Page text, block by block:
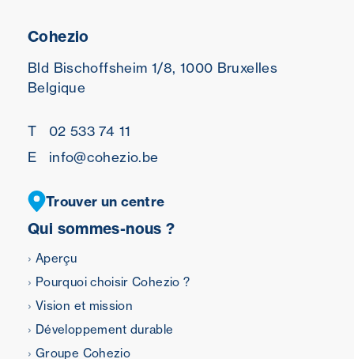
Qui sommes-nous ?
Aperçu
Pourquoi choisir Cohezio ?
Vision et mission
Développement durable
Groupe Cohezio
Cohezio
Bld Bischoffsheim 1/8, 1000 Bruxelles
Belgique
T
02 533 74 11
E
info@cohezio.be
Trouver un centre